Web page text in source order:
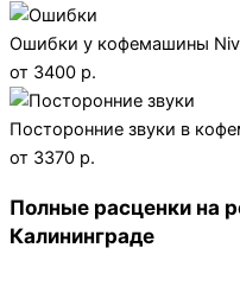
Ошибки у кофемашины
от 3400 р.
Посторонние звуки в
от 3370 р.
Полные расценки на
Калининграде